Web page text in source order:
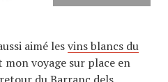
aimé lesvins blancs du
voyage sur place en